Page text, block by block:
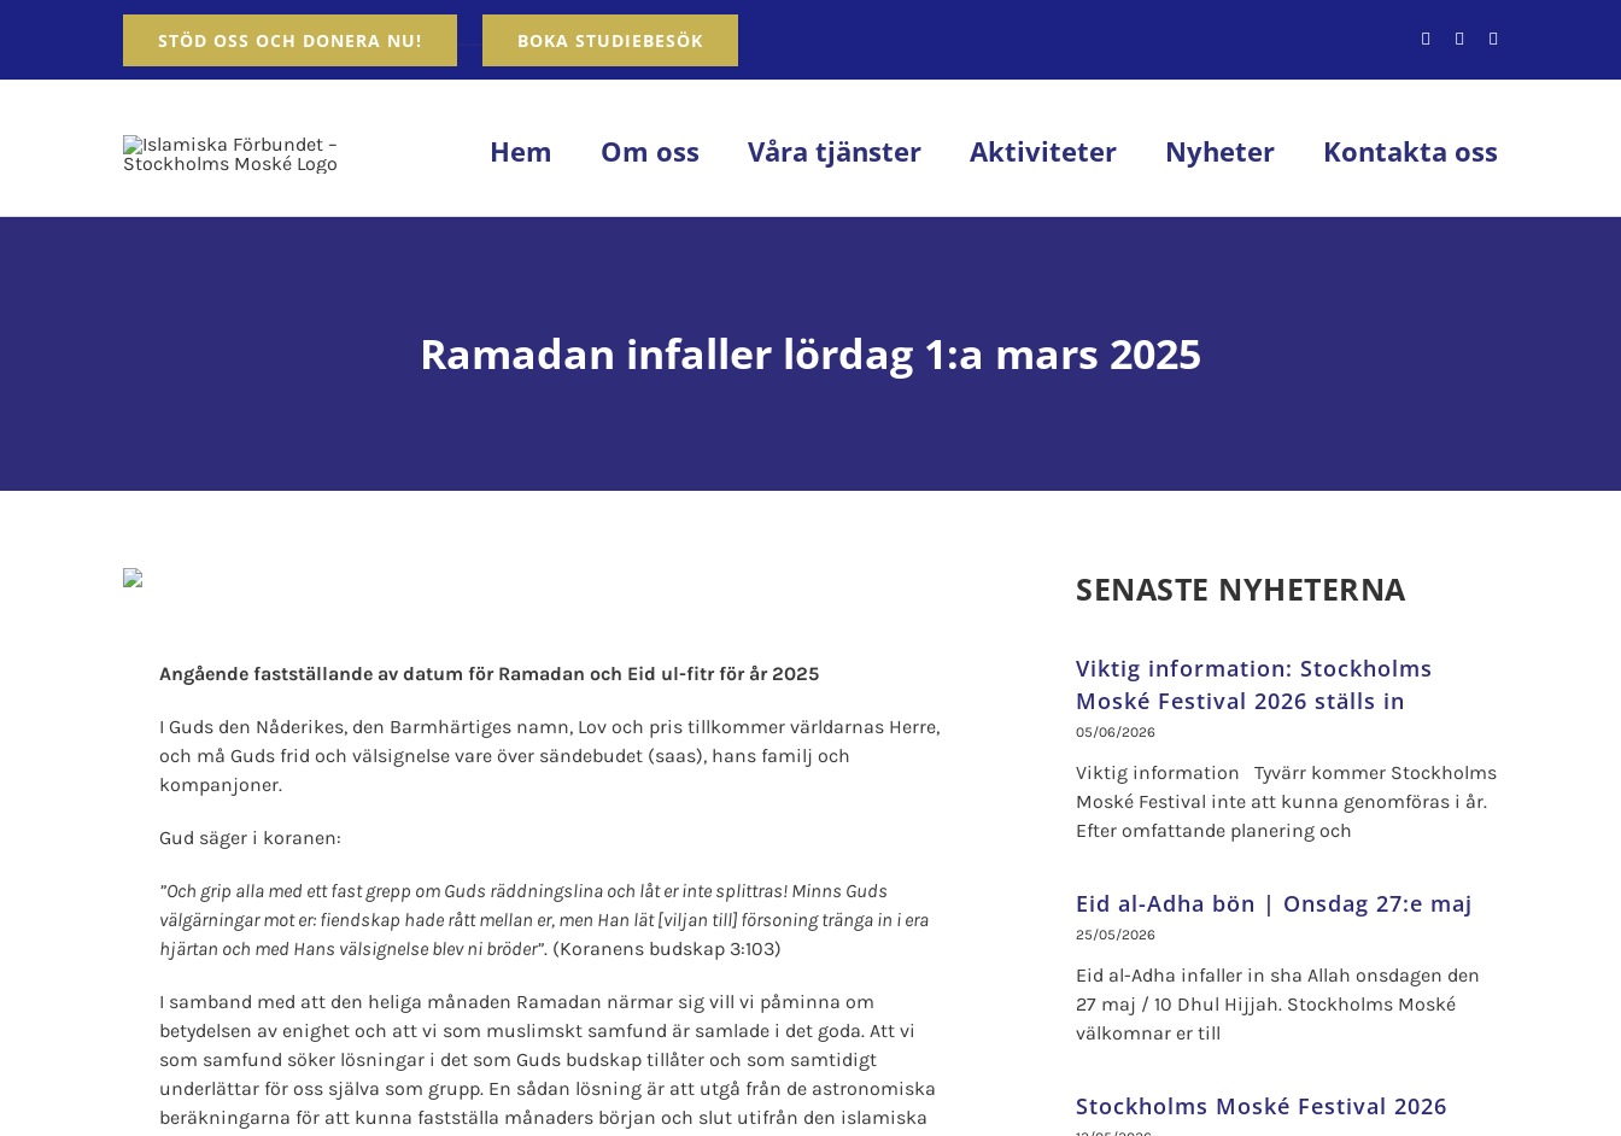
STÖD OSS OCH DONERA NU! BOKA STUDIEBESÖK
Hem Om oss Våra tjänster Aktiviteter Nyheter Kontakta oss
Ramadan infaller lördag 1:a mars 2025
Angående fastställande av datum för Ramadan och Eid ul-fitr för år 2025
I Guds den Nåderikes, den Barmhärtiges namn, Lov och pris tillkommer världarnas Herre,
och må Guds frid och välsignelse vare över sändebudet (saas), hans familj och
kompanjoner.
Gud säger i koranen:
”Och grip alla med ett fast grepp om Guds räddningslina och låt er inte splittras! Minns Guds
välgärningar mot er: fiendskap hade rått mellan er, men Han lät [viljan till] försoning tränga in i era
hjärtan och med Hans välsignelse blev ni bröder”. (Koranens budskap 3:103)
I samband med att den heliga månaden Ramadan närmar sig vill vi påminna om
betydelsen av enighet och att vi som muslimskt samfund är samlade i det goda. Att vi
som samfund söker lösningar i det som Guds budskap tillåter och som samtidigt
underlättar för oss själva som grupp. En sådan lösning är att utgå från de astronomiska
beräkningarna för att kunna fastställa månaders början och slut utifrån den islamiska
SENASTE NYHETERNA
Viktig information: Stockholms
Moské Festival 2026 ställs in
05/06/2026
Viktig information Tyvärr kommer Stockholms
Moské Festival inte att kunna genomföras i år.
Efter omfattande planering och
Eid al-Adha bön | Onsdag 27:e maj
25/05/2026
Eid al-Adha infaller in sha Allah onsdagen den
27 maj / 10 Dhul Hijjah. Stockholms Moské
välkomnar er till
Stockholms Moské Festival 2026